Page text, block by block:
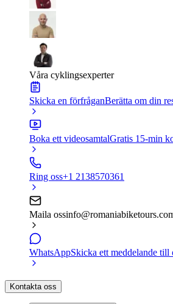
Våra cyklingsexperter
Skicka en förfråganBerätta om din
Boka ett videosamtalGratis 15-min
Ring oss+1 2138570361
Maila oss
WhatsAppSkicka ett meddelande till
Kontakta oss